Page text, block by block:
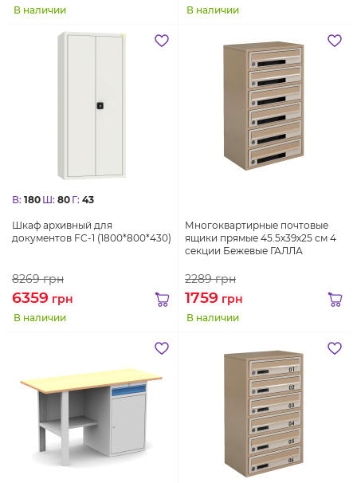
В наличии В наличии
В: 180 Ш: 80 Г: 43
Шкаф архивный для
документов FC-1 (1800*800*430)
8269грн
6359 грн
В наличии
Многоквартирные почтовые
ящики прямые 45.5х39х25 см 4
секции Бежевые ГАЛЛА
2289грн
1759 грн
В наличии